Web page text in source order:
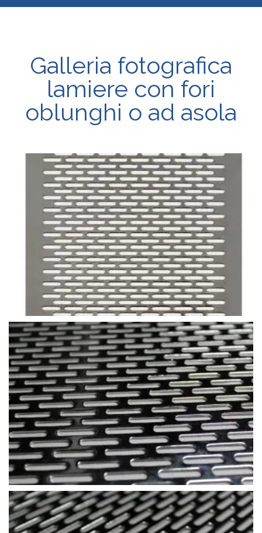
Galleria fotografica
lamiere con fori
oblunghi o ad asola